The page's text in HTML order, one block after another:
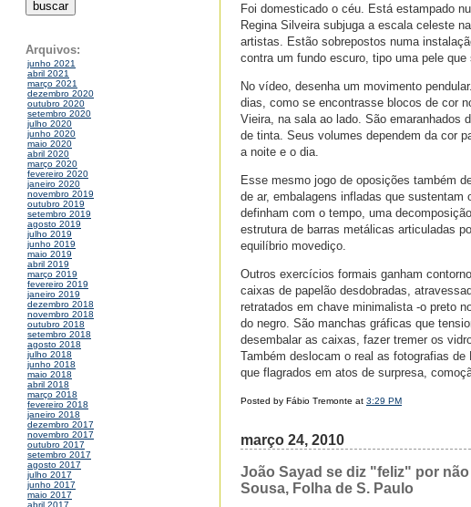
Arquivos:
junho 2021
abril 2021
março 2021
dezembro 2020
outubro 2020
setembro 2020
julho 2020
junho 2020
maio 2020
abril 2020
março 2020
fevereiro 2020
janeiro 2020
novembro 2019
outubro 2019
setembro 2019
agosto 2019
julho 2019
junho 2019
maio 2019
abril 2019
março 2019
fevereiro 2019
janeiro 2019
dezembro 2018
novembro 2018
outubro 2018
setembro 2018
agosto 2018
julho 2018
junho 2018
maio 2018
abril 2018
março 2018
fevereiro 2018
janeiro 2018
dezembro 2017
novembro 2017
outubro 2017
setembro 2017
agosto 2017
julho 2017
junho 2017
maio 2017
Foi domesticado o céu. Está estampado
Regina Silveira subjuga a escala celeste
artistas. Estão sobrepostos numa
contra um fundo escuro, tipo uma pele
No vídeo, desenha um movimento
dias, como se encontrasse blocos de cor
Vieira, na sala ao lado. São emaranhados
de tinta. Seus volumes dependem da cor
a noite e o dia.
Esse mesmo jogo de oposições também
de ar, embalagens infladas que
definham com o tempo, uma
estrutura de barras metálicas articuladas
equilíbrio movediço.
Outros exercícios formais ganham
caixas de papelão desdobradas,
retratados em chave minimalista -o preto
do negro. São manchas gráficas que
desembalar as caixas, fazer tremer os
Também deslocam o real as fotografias
que flagrados em atos de surpresa,
Posted by Fábio Tremonte at 3:29 PM
março 24, 2010
João Sayad se diz "feliz" por
Sousa, Folha de S. Paulo